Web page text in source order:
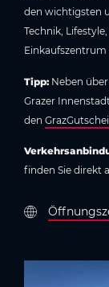
den wichtigsten
Technik,
Einkaufszentrum
Tipp: Neben
Grazer
den
finden Sie direkt